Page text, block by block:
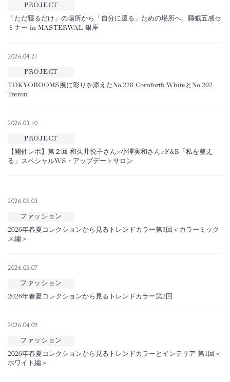
PROJECT
「ただ寝るだけ」の場所から「自分に還る」ための場所へ。睡眠五感セ
ミナー in MASTERWAL 銀座
2026.04.21
PROJECT
TOKYOROOMS展に彩りを添えたNo.228 Cornforth WhiteとNo.292
Treron
2026.03.10
PROJECT
【開催レポ】第２回 和久井悦子さん×小澤実和さん×F&B「私を整え
る」スペシャルWS・アップデートサロン
2026.06.03
ファッション
2026年春夏コレクションから見るトレンドカラー第3回＜カラーミック
ス編＞
2026.05.07
ファッション
2026年春夏コレクションから見るトレンドカラー第2回
2026.04.09
ファッション
2026年春夏コレクションから見るトレンドカラーとインテリア 第1回＜
ホワイト編＞